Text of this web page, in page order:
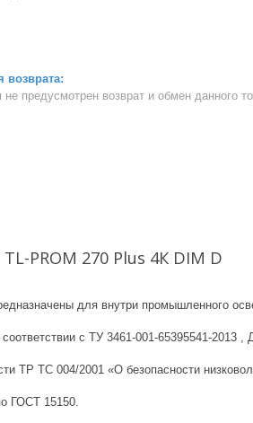
не предусмотрен возврат и обмен данного
PROM 270 Plus 4К DIM D
для внутри промышленного
с ТУ 3461-001-65395541-
ТР ТС 004/2001 «О безопасности
ГОСТ 15150.